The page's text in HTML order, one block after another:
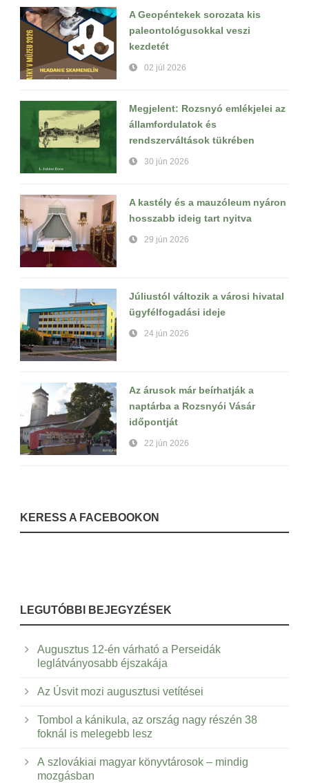
A Geopéntekek sorozata kis
paleontológusokkal veszi
kezdetét
02 júl 2026
Megjelent: Rozsnyó emlékjelei az
államfordulatok és
rendszerváltások tükrében
30 jún 2026
A kastély és a mauzóleum nyáron
hosszabb ideig tart nyitva
29 jún 2026
Júliustól változik a városi hivatal
ügyfélfogadási ideje
24 jún 2026
Az árusok már beírhatják a
naptárba a Rozsnyói Vásár
időpontját
22 jún 2026
KERESS A FACEBOOKON
LEGUTÓBBI BEJEGYZÉSEK
Augusztus 12-én várható a Perseidák
leglátványosabb éjszakája
Az Úsvit mozi augusztusi vetítései
Tombol a kánikula, az ország nagy részén 38
foknál is melegebb lesz
A szlovákiai magyar könyvtárosok – mindig
mozgásban